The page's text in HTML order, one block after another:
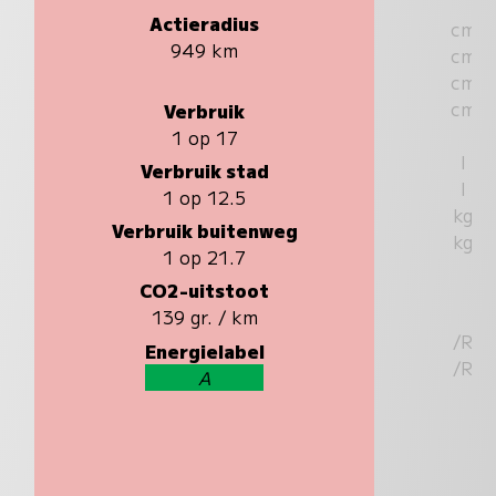
Actieradius
949 km
Verbruik
1 op 17
Verbruik stad
1 op 12.5
Verbruik buitenweg
1 op 21.7
CO2-uitstoot
139 gr. / km
Energielabel
A
cm
cm
cm
cm
l
l
kg
kg
/R
/R